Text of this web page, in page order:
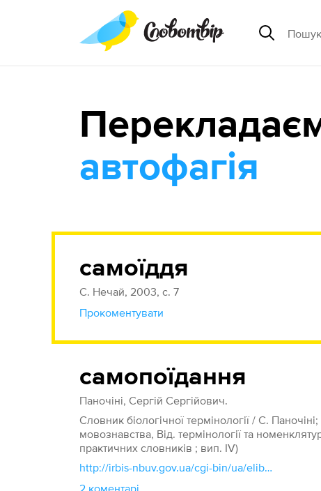
автофагія
самоїддя
С. Нечай, 2003, с. 7
Прокоментувати
самопоїдання
Паночіні, Сергій Сергійович.
Словник біологічної термінології / С.
мовознавства, Від. термінології та
практичних словників ; вип. IV)
http://irbis-nbuv.gov.ua/cgi-bin/ua/elib.exe?Z21ID=&I21DBN=UKRLIB&P21DBN=UKRLIB&S21STN=1&S21REF=10&S21FMT=online_book&C21COM=S&S21CNR=20&S21P01=0&S21P02=0&S21P03=FF=&S21STR=ukr0004542
2 коментарі